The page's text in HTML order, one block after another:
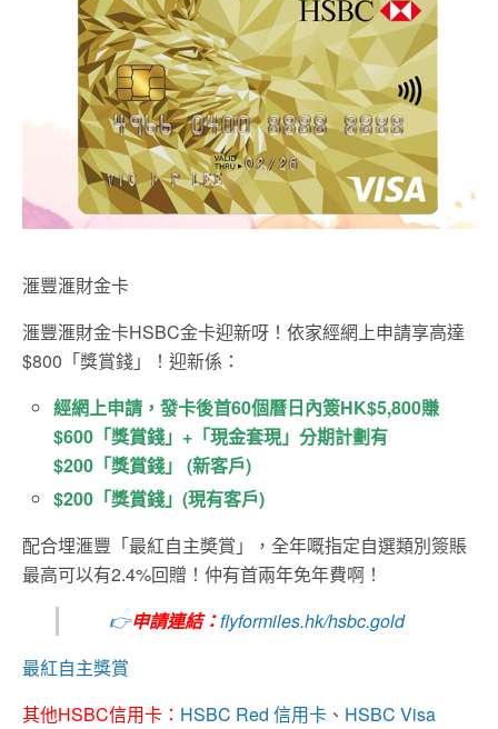
滙豐滙財金卡
滙豐滙財金卡HSBC金卡迎新呀！依家經網上申請享高達
$800「獎賞錢」！迎新係：
經網上申請，發卡後首60個曆日內簽HK$5,800賺
$600「獎賞錢」+「現金套現」分期計劃有
$200「獎賞錢」 (新客戶)
$200「獎賞錢」(現有客戶)
配合埋滙豐「最紅自主奬賞」，全年嘅指定自選類別簽賬
最高可以有2.4%回贈！仲有首兩年免年費啊！
👉申請連結：flyformiles.hk/hsbc.gold
最紅自主獎賞
其他HSBC信用卡： HSBC Red 信用卡 、 HSBC Visa